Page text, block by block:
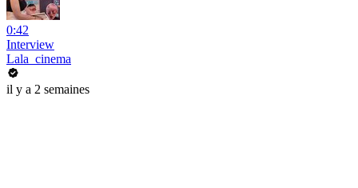
0:42
Interview
Lala_cinema
il y a 2 semaines